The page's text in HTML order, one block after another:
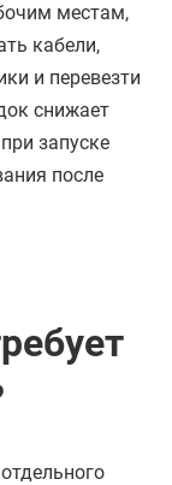
местам,
кабели,
и перевезти
снижает
запуске
после